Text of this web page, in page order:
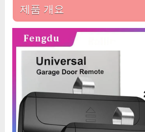
제품 개요